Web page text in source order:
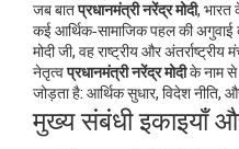
जब बातप्रधानमंत्री नरेंद्र मोदी, भारत
कई आर्थिक‑सामाजिक पहल की अगुवाई
मोदी जी, वह राष्ट्रीय और
नेतृत्वप्रधानमंत्री नरेंद्र मोदीके नाम से
जोड़ता है: आर्थिक सुधार, विदेश नीति,
मुख्य संबंधी इकाइयाँ